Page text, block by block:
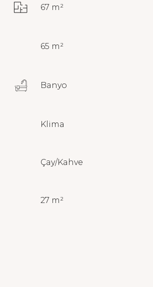
67 m²
65 m²
Banyo
Klima
Çay/Kahve
27 m²